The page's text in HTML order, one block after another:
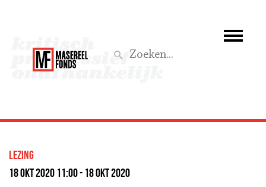
Wat we doen
Steun ons
lezing
18 okt 2020 11:00 - 18 okt 2020